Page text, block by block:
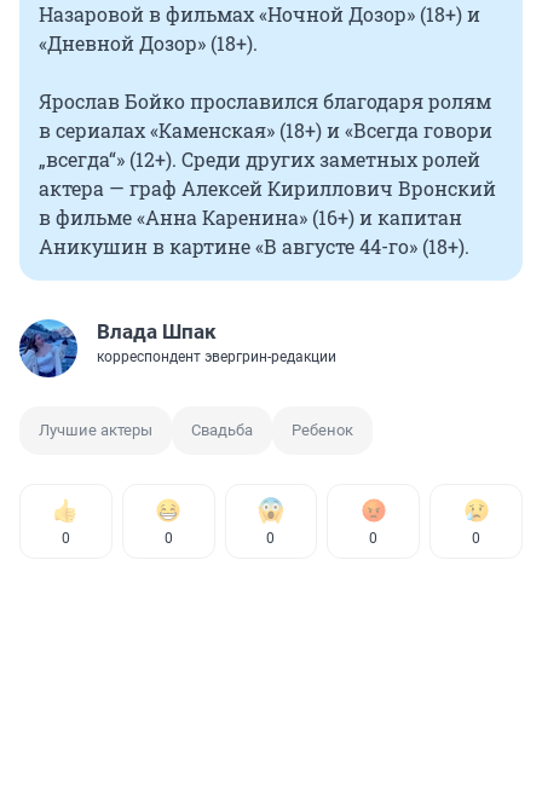
Назаровой в фильмах «Ночной Дозор» (18+) и
«Дневной Дозор» (18+).
Ярослав Бойко прославился благодаря ролям
в сериалах «Каменская» (18+) и «Всегда говори
„всегда“» (12+). Среди других заметных ролей
актера — граф Алексей Кириллович Вронский
в фильме «Анна Каренина» (16+) и капитан
Аникушин в картине «В августе 44-го» (18+).
Влада Шпак
корреспондент эвергрин-редакции
Лучшие актеры Свадьба Ребенок
0 0 0 0 0